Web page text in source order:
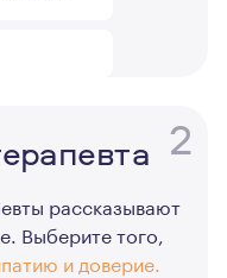
2
рассказывают
Выберите того,
и доверие.